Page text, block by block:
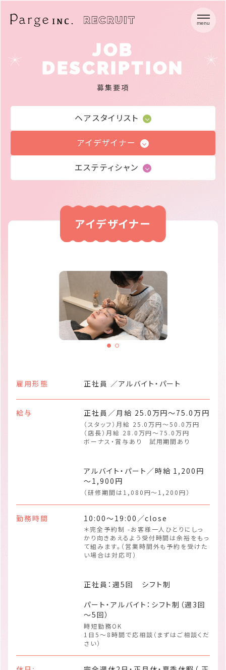
menu
JOB
DESCRIPTION
募集要項
ヘアスタイリスト
アイデザイナー
エステティシャン
アイデザイナー
雇用形態 正社員 ／アルバイト・パート
給与 正社員／月給 25.0万円～75.0万円
（スタッフ）月給 25.0万円～50.0万円
（店長）月給 28.0万円～75.0万円
ボーナス・賞与あり 試用期間あり
アルバイト・パート／時給 1,200円
～1,900円
（研修期間は1,080円～1,200円）
勤務時間 10:00～19:00／close
＊完全予約制 -お客様一人ひとりにしっ
かり向きあえるよう受付時間は余裕をもっ
て組みます。（営業時間外も予約を受けた
い場合は対応可）
正社員：週5回 シフト制
パート・アルバイト：シフト制（週3回
～5回）
時短勤務OK
1日5～8時間で応相談（まずはご相談くだ
さい）